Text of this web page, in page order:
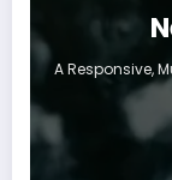
A Responsive,